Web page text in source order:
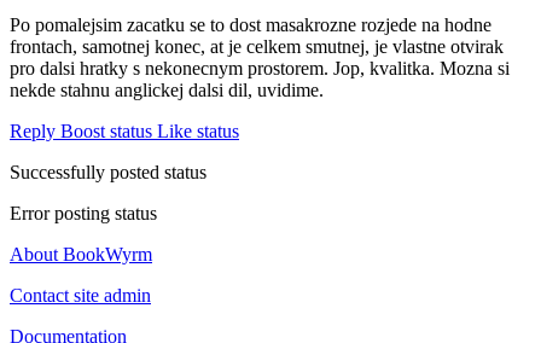
Po pomalejsim zacatku se to dost masakrozne rozjede na hodne
frontach, samotnej konec, at je celkem smutnej, je vlastne otvirak
pro dalsi hratky s nekonecnym prostorem. Jop, kvalitka. Mozna si
nekde stahnu anglickej dalsi dil, uvidime.
Reply Boost status Like status
Successfully posted status
Error posting status
About BookWyrm
Contact site admin
Documentation